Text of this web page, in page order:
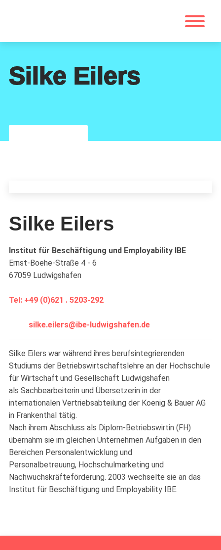
Silke Eilers
Silke Eilers
Institut für Beschäftigung und Employability IBE
Ernst-Boehe-Straße 4 - 6
67059 Ludwigshafen
Tel: +49 (0)621 . 5203-292
silke.eilers@ibe-ludwigshafen.de
Silke Eilers war während ihres berufsintegrierenden
Studiums der Betriebswirtschaftslehre an der Hochschule
für Wirtschaft und Gesellschaft Ludwigshafen
als Sachbearbeiterin und Übersetzerin in der
internationalen Vertriebsabteilung der Koenig & Bauer AG
in Frankenthal tätig.
Nach ihrem Abschluss als Diplom-Betriebswirtin (FH)
übernahm sie im gleichen Unternehmen Aufgaben in den
Bereichen Personalentwicklung und
Personalbetreuung, Hochschulmarketing und
Nachwuchskräfteförderung. 2003 wechselte sie an das
Institut für Beschäftigung und Employability IBE.